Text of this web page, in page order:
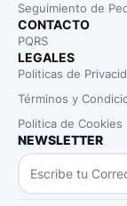
Seguimiento de
CONTACTO
PQRS
LEGALES
Politicas de
Términos y
Politica de Cookies
NEWSLETTER